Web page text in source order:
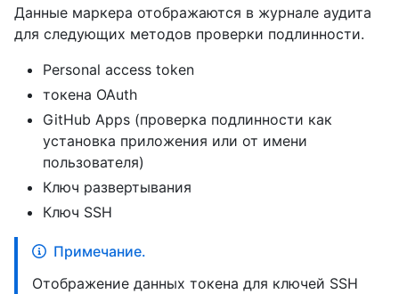
Данные маркера отображаются в журнале аудита
для следующих методов проверки подлинности.
Personal access token
токена OAuth
GitHub Apps (проверка подлинности как
установка приложения или от имени
пользователя)
Ключ развертывания
Ключ SSH
Примечание.
Отображение данных токена для ключей SSH